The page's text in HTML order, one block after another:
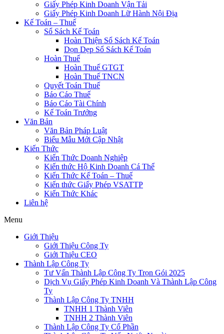
Giấy Phép Kinh Doanh Vận Tải
Giấy Phép Kinh Doanh Lữ Hành Nội Địa
Kế Toán – Thuế
Sổ Sách Kế Toán
Hoàn Thiện Sổ Sách Kế Toán
Dọn Dẹp Sổ Sách Kế Toán
Hoàn Thuế
Hoàn Thuế GTGT
Hoàn Thuế TNCN
Quyết Toán Thuế
Báo Cáo Thuế
Báo Cáo Tài Chính
Kế Toán Trưởng
Văn Bản
Văn Bản Pháp Luật
Biểu Mẫu Mới Cập Nhật
Kiến Thức
Kiến Thức Doanh Nghiệp
Kiến thức Hộ Kinh Doanh Cá Thể
Kiến Thức Kế Toán – Thuế
Kiến thức Giấy Phép VSATTP
Kiến Thức Khác
Liên hệ
Menu
Giới Thiệu
Giới Thiệu Công Ty
Giới Thiệu CEO
Thành Lập Công Ty
Tư Vấn Thành Lập Công Ty Trọn Gói 2025
Dịch Vụ Giấy Phép Kinh Doanh Và Thành Lập Công
Ty
Thành Lập Công Ty TNHH
TNHH 1 Thành Viên
TNHH 2 Thành Viên
Thành Lập Công Ty Cổ Phần